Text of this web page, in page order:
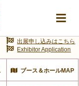
ブース＆ホールMAP
出展申し込みはこちら
Exhibitor Application